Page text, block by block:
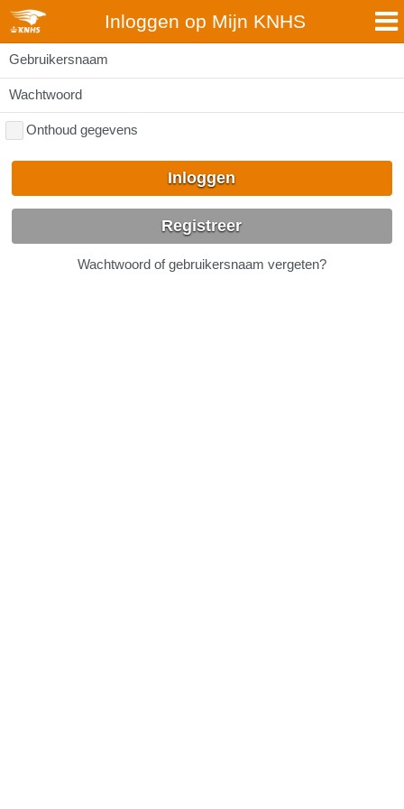
Inloggen op Mijn KNHS
Gebruikersnaam
Wachtwoord
Onthoud gegevens
Inloggen
Registreer
Wachtwoord of gebruikersnaam vergeten?